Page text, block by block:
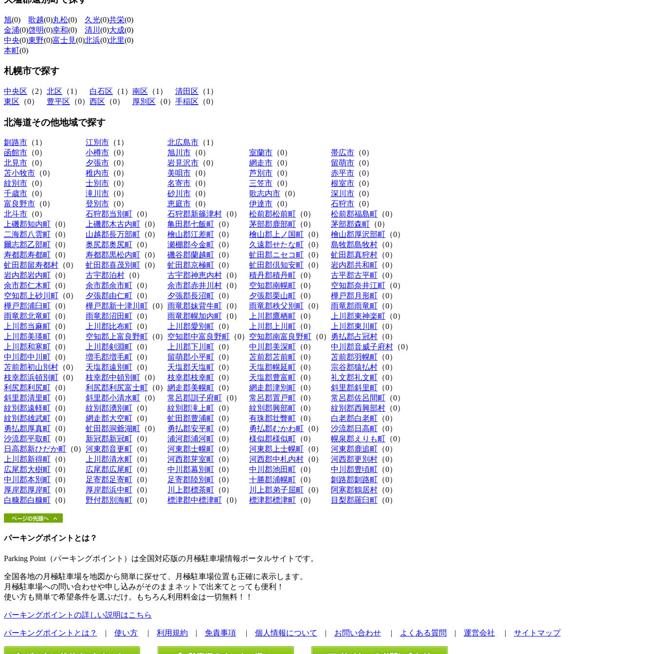
旭(0) 歌越(0)丸松(0) 久光(0)共栄(0)
金浦(0)啓明(0)幸和(0) 清川 (0)大成(0)
中央(0)東野(0)富士見(0)北浜(0)北里(0)
本町(0)
札幌市で探す
中央区 （2） 北区 （1） 白石区 （1） 南区 （1） 清田区 （1）
東区 （0） 豊平区 （0） 西区 （0） 厚別区 （0） 手稲区 （0）
北海道その他地域で探す
釧路市 （1） 江別市 （1） 北広島市 （1）
函館市 （0） 小樽市 （0） 旭川市 （0） 室蘭市 （0） 帯広市 （0）
北見市 （0） 夕張市 （0） 岩見沢市 （0） 網走市 （0） 留萌市 （0）
苫小牧市 （0） 稚内市 （0） 美唄市 （0） 芦別市 （0） 赤平市 （0）
紋別市 （0） 士別市 （0） 名寄市 （0） 三笠市 （0） 根室市 （0）
千歳市 （0） 滝川市 （0） 砂川市 （0） 歌志内市 （0） 深川市 （0）
富良野市 （0） 登別市 （0） 恵庭市 （0） 伊達市 （0） 石狩市 （0）
北斗市 （0） 石狩郡当別町 （0） 石狩郡新篠津村 （0） 松前郡松前町 （0） 松前郡福島町 （0）
上磯郡知内町 （0） 上磯郡木古内町 （0） 亀田郡七飯町 （0） 茅部郡鹿部町 （0） 茅部郡森町 （0）
二海郡八雲町 （0） 山越郡長万部町 （0） 檜山郡江差町 （0） 檜山郡上ノ国町 （0） 檜山郡厚沢部町 （0）
爾志郡乙部町 （0） 奥尻郡奥尻町 （0） 瀬棚郡今金町 （0） 久遠郡せたな町 （0） 島牧郡島牧村 （0）
寿都郡寿都町 （0） 寿都郡黒松内町 （0） 磯谷郡蘭越町 （0） 虻田郡ニセコ町 （0） 虻田郡真狩村 （0）
虻田郡留寿都村 （0） 虻田郡喜茂別町 （0） 虻田郡京極町 （0） 虻田郡倶知安町 （0） 岩内郡共和町 （0）
岩内郡岩内町 （0） 古宇郡泊村 （0） 古宇郡神恵内村 （0） 積丹郡積丹町 （0） 古平郡古平町 （0）
余市郡仁木町 （0） 余市郡余市町 （0） 余市郡赤井川村 （0） 空知郡南幌町 （0） 空知郡奈井江町 （0）
空知郡上砂川町 （0） 夕張郡由仁町 （0） 夕張郡長沼町 （0） 夕張郡栗山町 （0） 樺戸郡月形町 （0）
樺戸郡浦臼町 （0） 樺戸郡新十津川町 （0） 雨竜郡妹背牛町 （0） 雨竜郡秩父別町 （0） 雨竜郡雨竜町 （0）
雨竜郡北竜町 （0） 雨竜郡沼田町 （0） 雨竜郡幌加内町 （0） 上川郡鷹栖町 （0） 上川郡東神楽町 （0）
上川郡当麻町 （0） 上川郡比布町 （0） 上川郡愛別町 （0） 上川郡上川町 （0） 上川郡東川町 （0）
上川郡美瑛町 （0） 空知郡上富良野町 （0） 空知郡中富良野町 （0） 空知郡南富良野町 （0） 勇払郡占冠村 （0）
上川郡和寒町 （0） 上川郡剣淵町 （0） 上川郡下川町 （0） 中川郡美深町 （0） 中川郡音威子府村 （0）
中川郡中川町 （0） 増毛郡増毛町 （0） 留萌郡小平町 （0） 苫前郡苫前町 （0） 苫前郡羽幌町 （0）
苫前郡初山別村 （0） 天塩郡遠別町 （0） 天塩郡天塩町 （0） 天塩郡幌延町 （0） 宗谷郡猿払村 （0）
枝幸郡浜頓別町 （0） 枝幸郡中頓別町 （0） 枝幸郡枝幸町 （0） 天塩郡豊富町 （0） 礼文郡礼文町 （0）
利尻郡利尻町 （0） 利尻郡利尻富士町 （0） 網走郡美幌町 （0） 網走郡津別町 （0） 斜里郡斜里町 （0）
斜里郡清里町 （0） 斜里郡小清水町 （0） 常呂郡訓子府町 （0） 常呂郡置戸町 （0） 常呂郡佐呂間町 （0）
紋別郡遠軽町 （0） 紋別郡湧別町 （0） 紋別郡滝上町 （0） 紋別郡興部町 （0） 紋別郡西興部村 （0）
紋別郡雄武町 （0） 網走郡大空町 （0） 虻田郡豊浦町 （0） 有珠郡壮瞥町 （0） 白老郡白老町 （0）
勇払郡厚真町 （0） 虻田郡洞爺湖町 （0） 勇払郡安平町 （0） 勇払郡むかわ町 （0） 沙流郡日高町 （0）
沙流郡平取町 （0） 新冠郡新冠町 （0） 浦河郡浦河町 （0） 様似郡様似町 （0） 幌泉郡えりも町 （0）
日高郡新ひだか町 （0） 河東郡音更町 （0） 河東郡士幌町 （0） 河東郡上士幌町 （0） 河東郡鹿追町 （0）
上川郡新得町 （0） 上川郡清水町 （0） 河西郡芽室町 （0） 河西郡中札内村 （0） 河西郡更別村 （0）
広尾郡大樹町 （0） 広尾郡広尾町 （0） 中川郡幕別町 （0） 中川郡池田町 （0） 中川郡豊頃町 （0）
中川郡本別町 （0） 足寄郡足寄町 （0） 足寄郡陸別町 （0） 十勝郡浦幌町 （0） 釧路郡釧路町 （0）
厚岸郡厚岸町 （0） 厚岸郡浜中町 （0） 川上郡標茶町 （0） 川上郡弟子屈町 （0） 阿寒郡鶴居村 （0）
白糠郡白糠町 （0） 野付郡別海町 （0） 標津郡中標津町 （0） 標津郡標津町 （0） 目梨郡羅臼町 （0）
パーキングポイントとは？
Parking Point（パーキングポイント）は全国対応版の月極駐車場情報ポータルサイトです。
全国各地の月極駐車場を地図から簡単に探せて、月極駐車場位置も正確に表示します。
月極駐車場への問い合わせや申し込みがそのままネットで出来てとっても便利！
使い方も簡単で希望条件を選ぶだけ。もちろん利用料金は一切無料！！
パーキングポイントの詳しい説明はこちら
パーキングポイントとは？ | 使い方 | 利用規約 | 免責事項 | 個人情報について | お問い合わせ | よくある質問 | 運営会社 | サイトマップ